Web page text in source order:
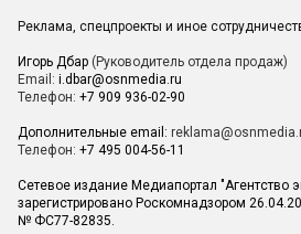
Реклама, спецпроекты и иное
Игорь Дбар (Руководитель отдела продаж)
Email: i.dbar@osnmedia.ru
Телефон: +7 909 936-02-90
Дополнительные email:
Телефон: +7 495 004-56-11
Сетевое издание Медиапортал "Агентство
зарегистрировано Роскомнадзором
№ ФС77-82835.